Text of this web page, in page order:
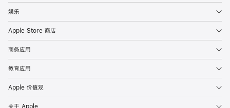
娱乐
Apple Store 商店
商务应用
教育应用
Apple 价值观
关于 Apple